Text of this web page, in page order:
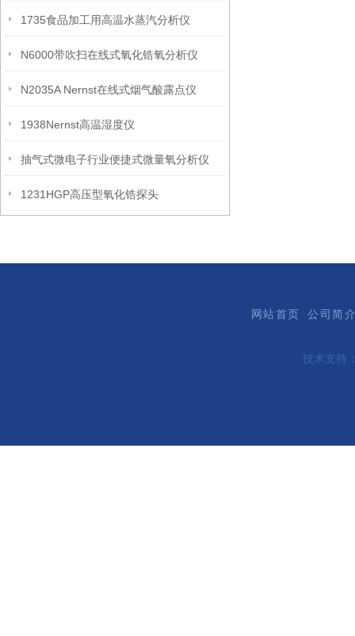
1735食品加工用高温水蒸汽分析仪
N6000带吹扫在线式氧化锆氧分析仪
N2035A Nernst在线式烟气酸露点仪
1938Nernst高温湿度仪
抽气式微电子行业便捷式微量氧分析仪
1231HGP高压型氧化锆探头
网站首页 公司简
技术支持